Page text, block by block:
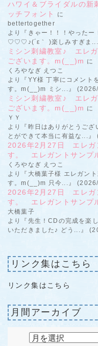
ハワイ＆ブライダルの
ッチフォント
に
bettertogether
より『きゃー！！！やった
♡♡♡♪(´ε｀ )楽しみすぎま
ミシン刺繍教室♪ エレ
ございます。m(__)m に
くろやなぎ えつこ
より『YY様 丁寧にコメント
す。m(__)m ミシ...』
ミシン刺繍教室♪ エレ
ございます。m(__)m に
ＹＹ
より『昨日はありがとうござ
とができて本当に有益な...
2026年2月27日 エレガ
す。 エレガントサンプ
くろやなぎ えつこ
より『大橋葉子様 エレガン
す。m(__)m 只今...』
2026年2月27日 エレガ
す。 エレガントサンプ
大橋葉子
より『先生！CDの完成を楽
いただきました♪ どう...』
リンク集はこちら
リンク集はこちら
月間アーカイブ